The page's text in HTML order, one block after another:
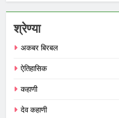
श्रेण्या
अकबर बिरबल
ऐतिहासिक
कहाणी
देव कहाणी